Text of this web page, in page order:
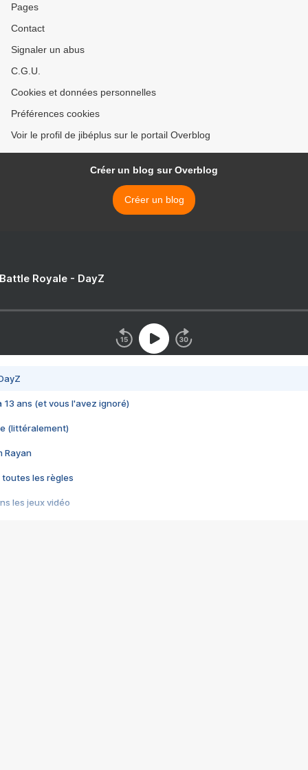
Pages
Contact
Signaler un abus
C.G.U.
Cookies et données personnelles
Préférences cookies
Voir le profil de jibéplus sur le portail Overblog
Créer un blog sur Overblog
Créer un blog
Royale - DayZ
13 ans (et vous l'avez ignoré)
(littéralement)
Rayan
toutes les règles
les jeux vidéo